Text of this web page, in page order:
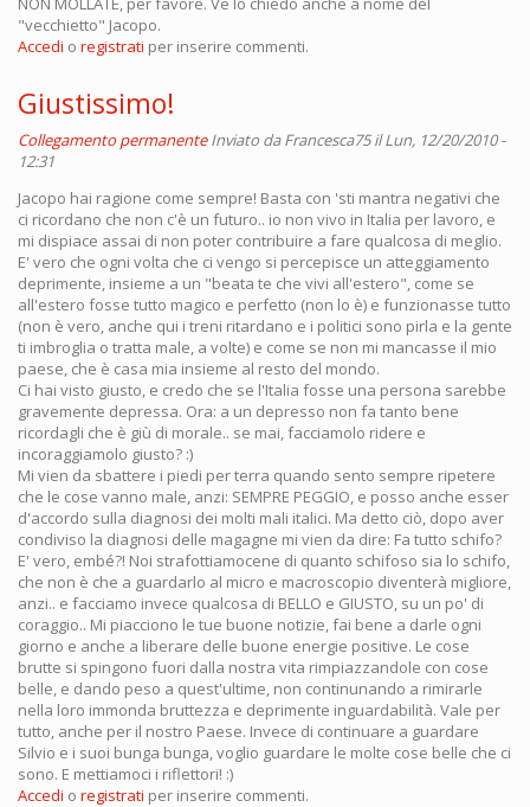
"vecchietto" Jacopo.
Accedi o registrati per inserire commenti.
Giustissimo!
Collegamento permanente Inviato daFrancesca75il Lun, 12/20/2010 -
12:31
Jacopo hai ragione come sempre! Basta con 'sti mantra negativi che
ci ricordano che non c'è un futuro.. io non vivo in Italia per lavoro, e
mi dispiace assai di non poter contribuire a fare qualcosa di meglio.
E' vero che ogni volta che ci vengo si percepisce un atteggiamento
deprimente, insieme a un "beata te che vivi all'estero", come se
all'estero fosse tutto magico e perfetto (non lo è) e funzionasse tutto
(non è vero, anche qui i treni ritardano e i politici sono pirla e la gente
ti imbroglia o tratta male, a volte) e come se non mi mancasse il mio
paese, che è casa mia insieme al resto del mondo.
Ci hai visto giusto, e credo che se l'Italia fosse una persona sarebbe
gravemente depressa. Ora: a un depresso non fa tanto bene
ricordagli che è giù di morale.. se mai, facciamolo ridere e
incoraggiamolo giusto? :)
Mi vien da sbattere i piedi per terra quando sento sempre ripetere
che le cose vanno male, anzi: SEMPRE PEGGIO, e posso anche esser
d'accordo sulla diagnosi dei molti mali italici. Ma detto ciò, dopo aver
condiviso la diagnosi delle magagne mi vien da dire: Fa tutto schifo?
E' vero, embé?! Noi strafottiamocene di quanto schifoso sia lo schifo,
che non è che a guardarlo al micro e macroscopio diventerà migliore,
anzi.. e facciamo invece qualcosa di BELLO e GIUSTO, su un po' di
coraggio.. Mi piacciono le tue buone notizie, fai bene a darle ogni
giorno e anche a liberare delle buone energie positive. Le cose
brutte si spingono fuori dalla nostra vita rimpiazzandole con cose
belle, e dando peso a quest'ultime, non continunando a rimirarle
nella loro immonda bruttezza e deprimente inguardabilità. Vale per
tutto, anche per il nostro Paese. Invece di continuare a guardare
Silvio e i suoi bunga bunga, voglio guardare le molte cose belle che ci
sono. E mettiamoci i riflettori! :)
Accedi o registrati per inserire commenti.